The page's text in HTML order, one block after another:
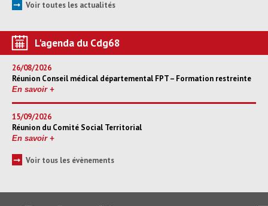
➞ Voir toutes les actualités
L'agenda du Cdg68
26/08/2026
Réunion Conseil médical départemental FPT – Formation restreinte
En savoir +
15/09/2026
Réunion du Comité Social Territorial
En savoir +
➞ Voir tous les évènements